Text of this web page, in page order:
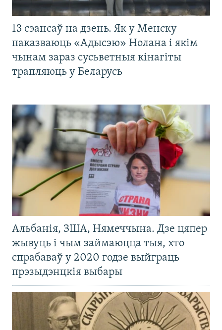
13 сэансаў на дзень. Як у Менску
паказваюць «Адысэю» Нолана і якім
чынам зараз сусьветныя кінагіты
трапляюць у Беларусь
Альбанія, ЗША, Нямеччына. Дзе цяпер
жывуць і чым займаюцца тыя, хто
спрабаваў у 2020 годзе выйграць
прэзыдэнцкія выбары